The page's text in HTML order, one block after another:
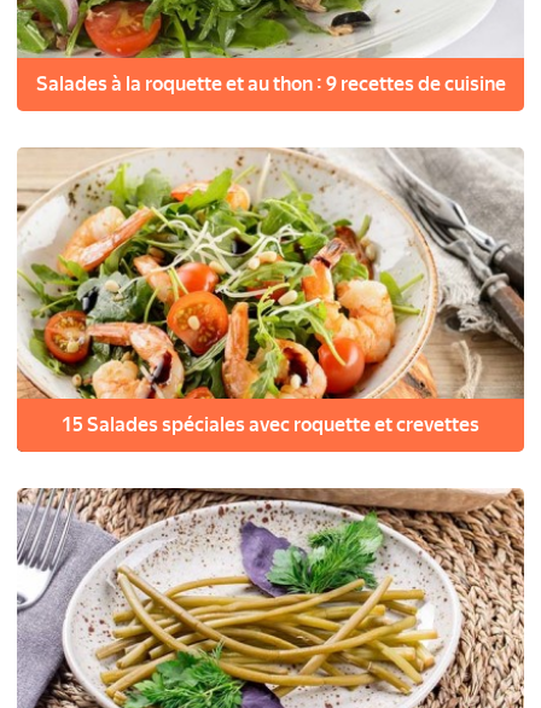
Salades à la roquette et au thon : 9 recettes de cuisine
15 Salades spéciales avec roquette et crevettes